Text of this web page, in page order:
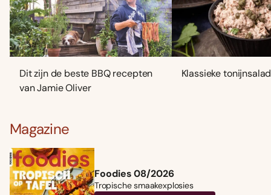
Dit zijn de beste BBQ recepten
van Jamie Oliver
Klassieke
Magazine
Foodies 08/2026
Tropische smaakexplosies